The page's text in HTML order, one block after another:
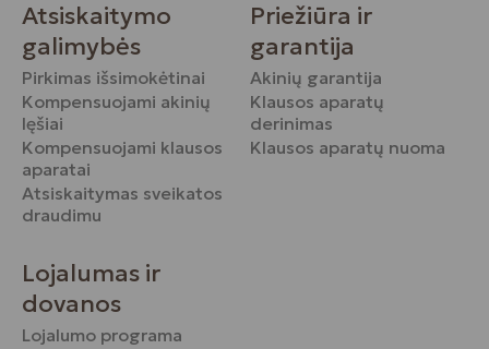
Atsiskaitymo
galimybės
Pirkimas išsimokėtinai
Kompensuojami akinių
lęšiai
Kompensuojami klausos
aparatai
Atsiskaitymas sveikatos
draudimu
Priežiūra ir
garantija
Akinių garantija
Klausos aparatų
derinimas
Klausos aparatų nuoma
Lojalumas ir
dovanos
Lojalumo programa